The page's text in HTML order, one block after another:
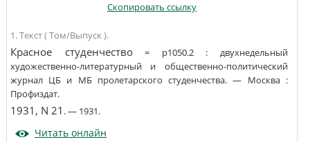
Скопировать ссылку
1. Текст ( Том/Выпуск ).
Красное студенчество = р1050.2 :
двухнедельный
художественно-литературный и общественно-политический
журнал ЦБ и МБ пролетарского студенчества. — Москва :
Профиздат.
1931, N 21 . —1931.
Читать онлайн